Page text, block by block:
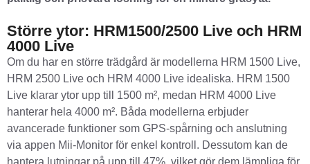
Större ytor: HRM1500/2500 Live och HRM
4000 Live
Om du har en större trädgård är modellerna HRM 1500 Live,
HRM 2500 Live och HRM 4000 Live idealiska. HRM 1500
Live klarar ytor upp till 1500 m², medan HRM 4000 Live
hanterar hela 4000 m². Båda modellerna erbjuder
avancerade funktioner som GPS-spårning och anslutning
via appen Mii-Monitor för enkel kontroll. Dessutom kan de
hantera lutningar på upp till 47%, vilket gör dem lämpliga för